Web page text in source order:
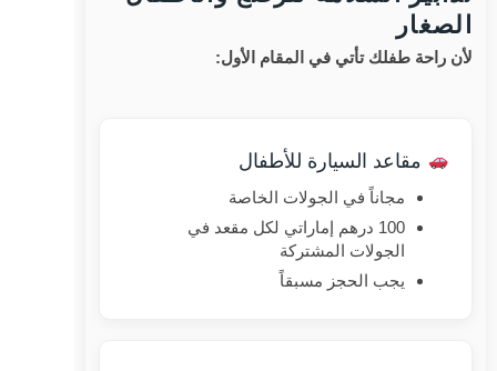
الصغار
لأن راحة طفلك تأتي في المقام الأول:
مقاعد السيارة للأطفال
مجاناً في الجولات الخاصة
100 درهم إماراتي لكل مقعد في
الجولات المشتركة
يجب الحجز مسبقاً